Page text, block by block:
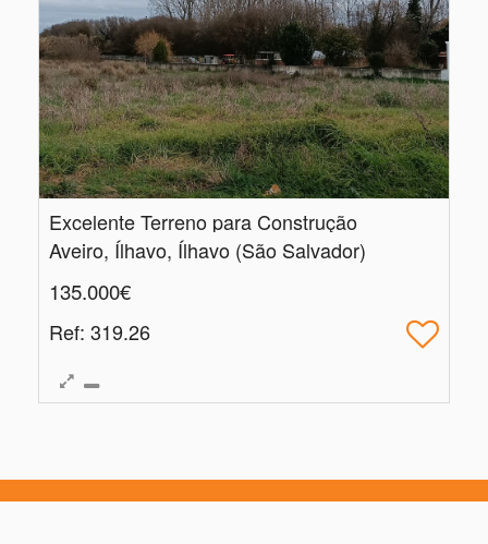
Excelente Terreno para Construção
Aveiro, Ílhavo, Ílhavo (São Salvador)
135.000€
Ref: 319.26